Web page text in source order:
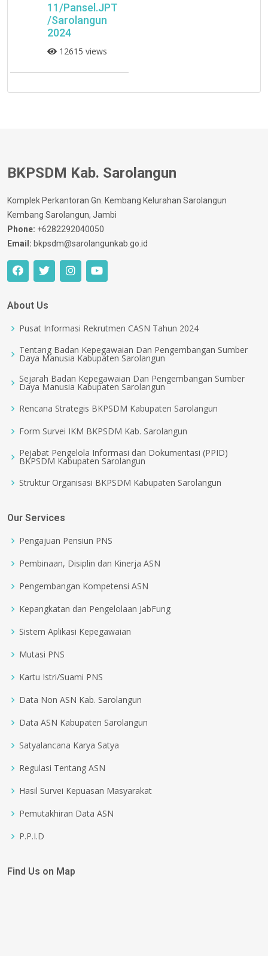
11/Pansel.JPT
/Sarolangun
2024
12615 views
BKPSDM Kab. Sarolangun
Komplek Perkantoran Gn. Kembang Kelurahan Sarolangun
Kembang Sarolangun, Jambi
Phone: +6282292040050
Email: bkpsdm@sarolangunkab.go.id
About Us
Pusat Informasi Rekrutmen CASN Tahun 2024
Tentang Badan Kepegawaian Dan Pengembangan Sumber
Daya Manusia Kabupaten Sarolangun
Sejarah Badan Kepegawaian Dan Pengembangan Sumber
Daya Manusia Kabupaten Sarolangun
Rencana Strategis BKPSDM Kabupaten Sarolangun
Form Survei IKM BKPSDM Kab. Sarolangun
Pejabat Pengelola Informasi dan Dokumentasi (PPID)
BKPSDM Kabupaten Sarolangun
Struktur Organisasi BKPSDM Kabupaten Sarolangun
Our Services
Pengajuan Pensiun PNS
Pembinaan, Disiplin dan Kinerja ASN
Pengembangan Kompetensi ASN
Kepangkatan dan Pengelolaan JabFung
Sistem Aplikasi Kepegawaian
Mutasi PNS
Kartu Istri/Suami PNS
Data Non ASN Kab. Sarolangun
Data ASN Kabupaten Sarolangun
Satyalancana Karya Satya
Regulasi Tentang ASN
Hasil Survei Kepuasan Masyarakat
Pemutakhiran Data ASN
P.P.I.D
Find Us on Map